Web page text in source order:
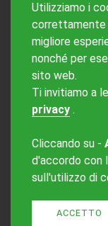
Utilizziamo i
correttamente
migliore
nonché per
sito web.
Ti invitiamo a
privacy .
Cliccando su -
d'accordo con
sull'utilizzo di
ACCETTO